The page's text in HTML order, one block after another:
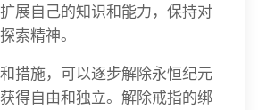
展自己的知识和能力，保持对
索精神。
措施，可以逐步解除永恒纪元
得自由和独立。解除戒指的绑